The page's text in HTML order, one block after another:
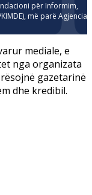
për Informim,
më parë Agjencia
mediale, e
nga organizata
gazetarinë
dhe kredibil.